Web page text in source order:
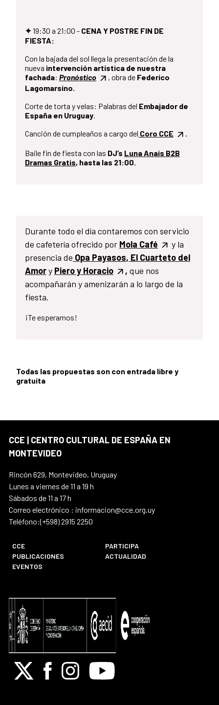
✦19:30 a 21:00 - CENA Y POSTRE FIN DE
FIESTA:
Con la bajada del sol llega la presentación de la
nueva intervención artística de nuestra
fachada: Pronóstico , obra de Federico
Lagomarsino.
Corte de torta y velas: Palabras del Embajador de
España en Uruguay.
Canción de cumpleaños a cargo del Coro CCE .
Baile fin de fiesta con las DJ’s Luna Anais B2B
Dramas Gratis, hasta las 21:00.
Durante todo el día contaremos con servicio
de cafetería ofrecido por Mola Café
y la
presencia de Opa Payasos, El Cuarteto del
Amory Piero y Horacio , que nos
acompañarán y amenizarán a lo largo de la
fiesta.
¡Te esperamos!
Todas las propuestas son con entrada libre y
gratuita
CCE | CENTRO CULTURAL DE ESPAÑA EN
MONTEVIDEO
Rincón 629, Montevideo, Uruguay
Lunes a viernes de 11 a 19 h
Sábados de 11 a 17 h
Correo electrónico : informacion@cce.org.uy
Teléfono:(+598) 2915 2250
CCE
PARTICIPA
PUBLICACIONES
ACTUALIDAD
EVENTOS
X FacebookInstagramYoutube